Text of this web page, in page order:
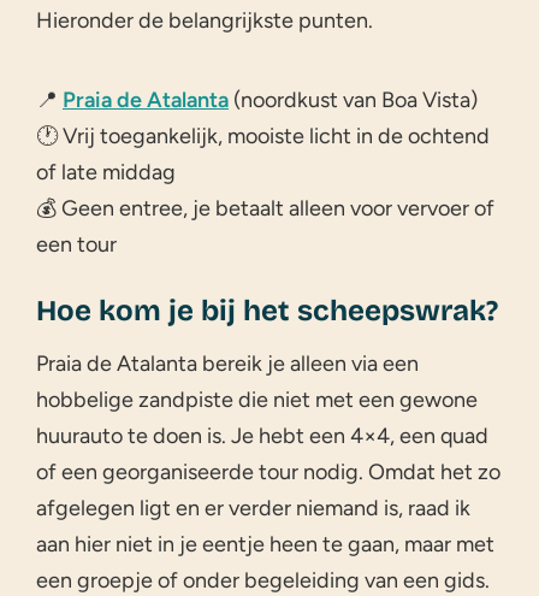
Hieronder de belangrijkste punten.
📍 Praia de Atalanta (noordkust van Boa Vista)
🕐 Vrij toegankelijk, mooiste licht in de ochtend
of late middag
💰 Geen entree, je betaalt alleen voor vervoer of
een tour
Hoe kom je bij het scheepswrak?
Praia de Atalanta bereik je alleen via een
hobbelige zandpiste die niet met een gewone
huurauto te doen is. Je hebt een 4×4, een quad
of een georganiseerde tour nodig. Omdat het zo
afgelegen ligt en er verder niemand is, raad ik
aan hier niet in je eentje heen te gaan, maar met
een groepje of onder begeleiding van een gids.